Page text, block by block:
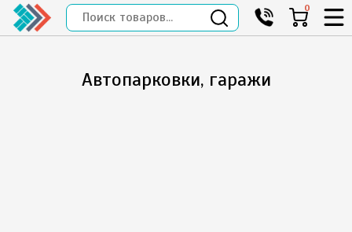
0
Автопарковки, гаражи